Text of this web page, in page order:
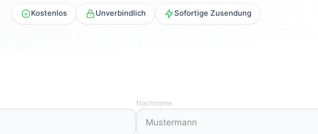
Kostenlos Unverbindlich Sofortige Zusendung
Nachname